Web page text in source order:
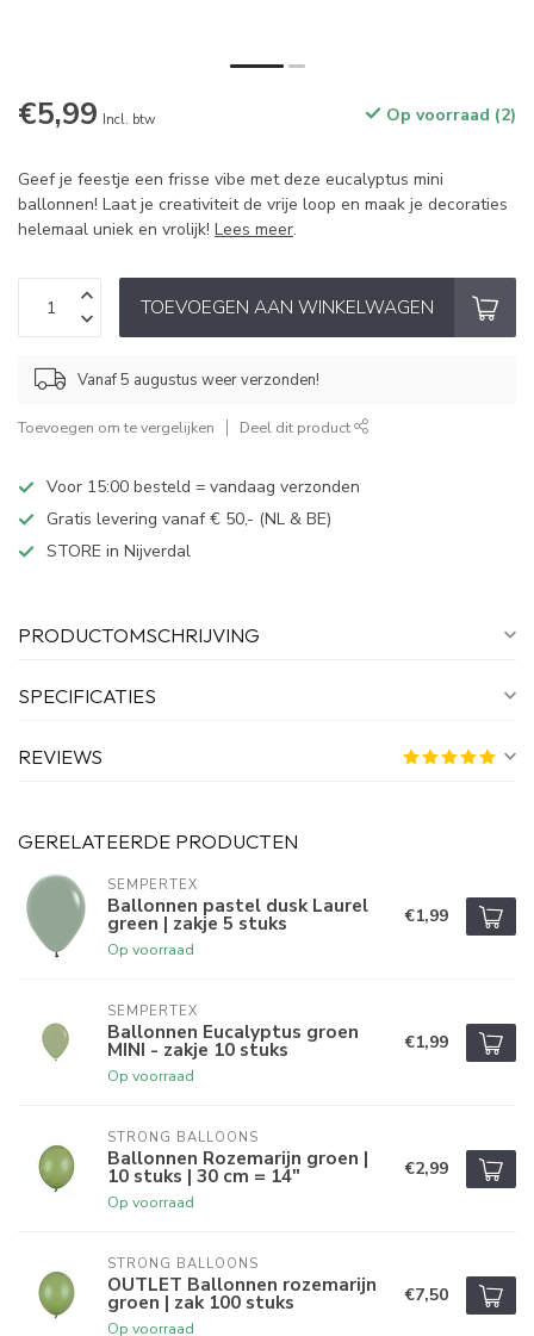
€5,99 Incl. btw Op voorraad (2)
Geef je feestje een frisse vibe met deze eucalyptus mini
ballonnen! Laat je creativiteit de vrije loop en maak je decoraties
helemaal uniek en vrolijk! Lees meer.
TOEVOEGEN AAN WINKELWAGEN
Vanaf 5 augustus weer verzonden!
Toevoegen om te vergelijken Deel dit product
Voor 15:00 besteld = vandaag verzonden
Gratis levering vanaf € 50,- (NL & BE)
STORE in Nijverdal
PRODUCTOMSCHRIJVING
SPECIFICATIES
REVIEWS
GERELATEERDE PRODUCTEN
SEMPERTEX
Ballonnen pastel dusk Laurel
green | zakje 5 stuks
Op voorraad
€1,99
SEMPERTEX
Ballonnen Eucalyptus groen
MINI - zakje 10 stuks
Op voorraad
€1,99
STRONG BALLOONS
Ballonnen Rozemarijn groen |
10 stuks | 30 cm = 14"
Op voorraad
€2,99
STRONG BALLOONS
OUTLET Ballonnen rozemarijn
groen | zak 100 stuks
Op voorraad
€7,50